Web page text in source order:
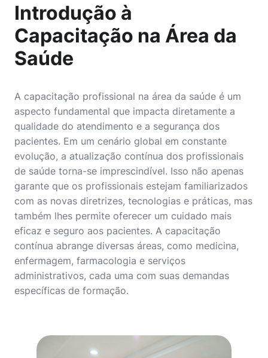
Introdução à
Capacitação na Área da
Saúde
A capacitação profissional na área da saúde é um
aspecto fundamental que impacta diretamente a
qualidade do atendimento e a segurança dos
pacientes. Em um cenário global em constante
evolução, a atualização contínua dos profissionais
de saúde torna-se imprescindível. Isso não apenas
garante que os profissionais estejam familiarizados
com as novas diretrizes, tecnologias e práticas, mas
também lhes permite oferecer um cuidado mais
eficaz e seguro aos pacientes. A capacitação
contínua abrange diversas áreas, como medicina,
enfermagem, farmacologia e serviços
administrativos, cada uma com suas demandas
específicas de formação.